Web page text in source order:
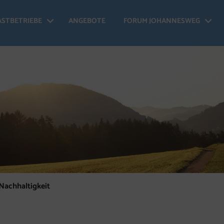
Johannesweg - Menü öffnen
Gastbetriebe - Menü öffnen
ANGEBOTE FORUM JOHANNESWEG